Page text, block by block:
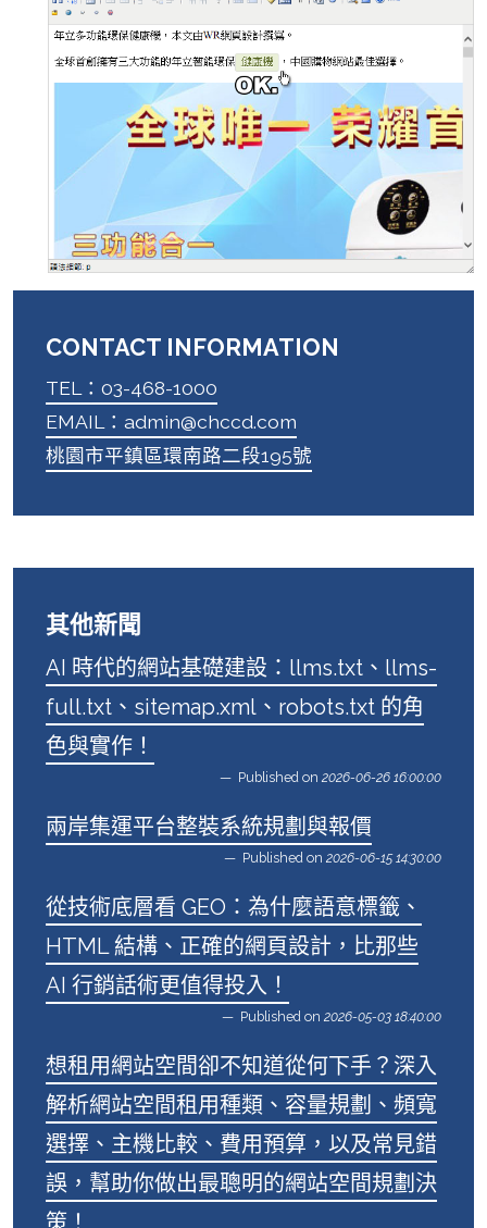
CONTACT INFORMATION
TEL：03-468-1000
EMAIL：admin@chccd.com
桃園市平鎮區環南路二段195號
其他新聞
AI 時代的網站基礎建設：llms.txt、llms-
full.txt、sitemap.xml、robots.txt 的角
色與實作！
Published on 2026-06-26 16:00:00
兩岸集運平台整裝系統規劃與報價
Published on 2026-06-15 14:30:00
從技術底層看 GEO：為什麼語意標籤、
HTML 結構、正確的網頁設計，比那些
AI 行銷話術更值得投入！
Published on 2026-05-03 18:40:00
想租用網站空間卻不知道從何下手？深入
解析網站空間租用種類、容量規劃、頻寬
選擇、主機比較、費用預算，以及常見錯
誤，幫助你做出最聰明的網站空間規劃決
策！